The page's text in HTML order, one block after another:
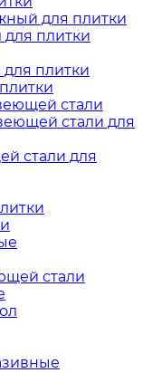
для плитки
плитки
плитки
стали
стали для
стали для
стали